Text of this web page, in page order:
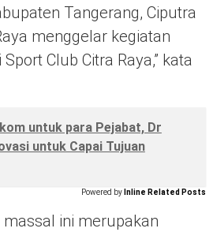
Tangerang, Ciputra
menggelar kegiatan
Club Citra Raya,” kata
untuk para Pejabat, Dr
untuk Capai Tujuan
Powered by Inline Related Posts
massal ini merupakan